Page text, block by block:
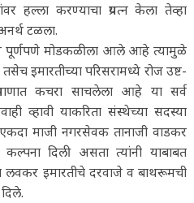
हल्ला करण्याचा प्रयत्न केला तेव्हा
टळला.
पूर्णपणे मोडकळीला आले आहे त्यामुळे
इमारतीच्या परिसरामध्ये रोज उष्ट-
कचरा साचलेला आहे या सर्व
व्हावी याकरिता संस्थेच्या सदस्या
एकदा माजी नगरसेवक तानाजी वाडकर
दिली असता त्यांनी याबाबत
लवकर इमारतीचे दरवाजे व बाथरूमची